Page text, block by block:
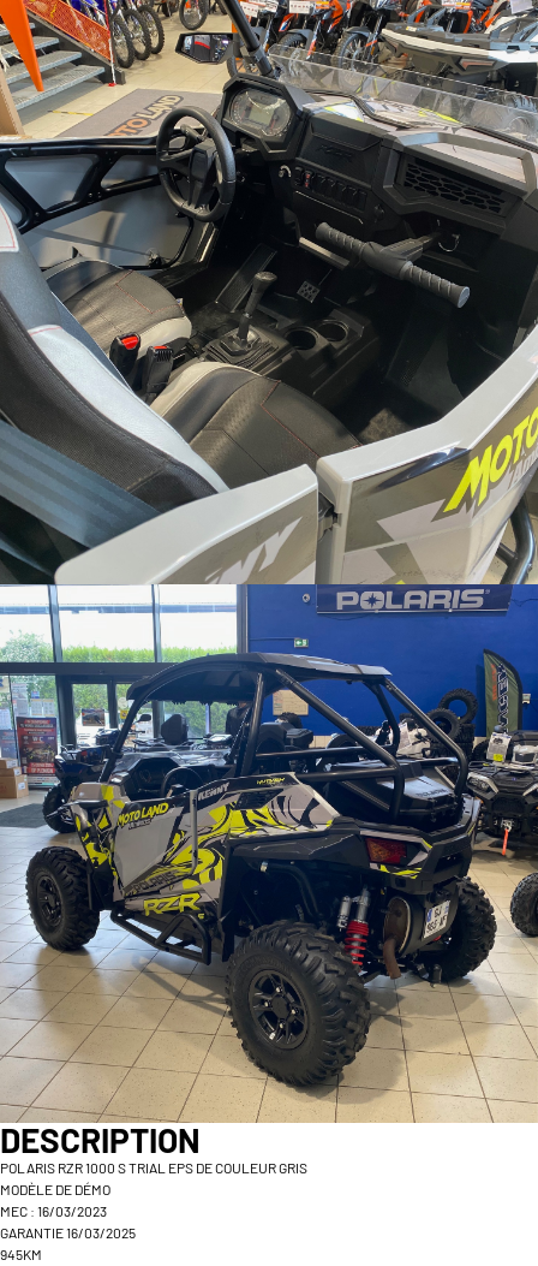
DESCRIPTION
POLARIS RZR 1000 S TRIAL EPS DE COULEUR GRIS
MODÈLE DE DÉMO
MEC : 16/03/2023
GARANTIE 16/03/2025
945KM